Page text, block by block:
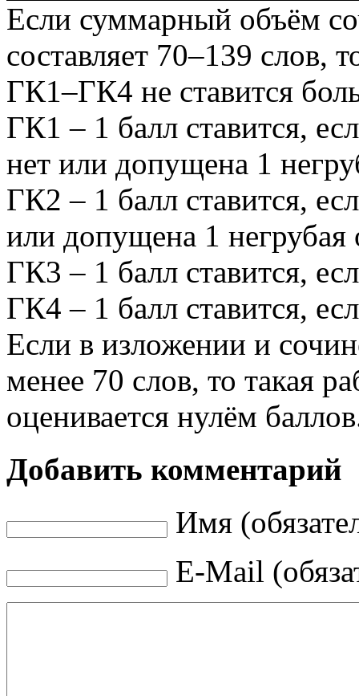
Если суммарный объём
составляет 70–139 слов,
ГК1–ГК4 не ставится
ГК1 – 1 балл ставится,
нет или допущена 1
ГК2 – 1 балл ставится,
или допущена 1
ГК3 – 1 балл ставится,
ГК4 – 1 балл ставится,
Если в изложении и
менее 70 слов, то такая
оценивается нулём
Добавить комментарий
Имя
E-Mail